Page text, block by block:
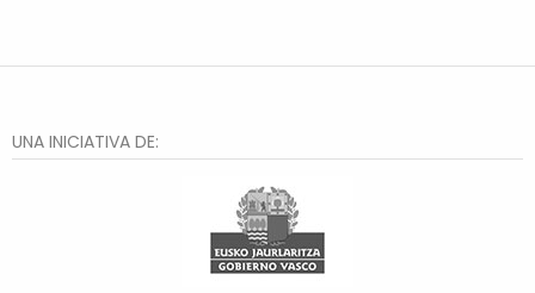
UNA INICIATIVA DE: